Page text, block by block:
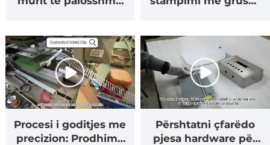
kursen hapësirë
Procesi i goditjes me
precizion: Prodhim i
Përshtatni çfarëdo
pjesa hardware për